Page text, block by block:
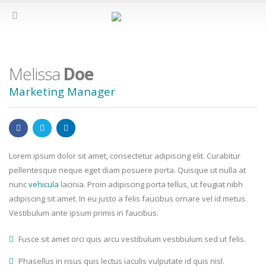
Melissa Doe
Marketing Manager
Lorem ipsum dolor sit amet, consectetur adipiscing elit. Curabitur
pellentesque neque eget diam posuere porta. Quisque ut nulla at
nuncvehicula lacinia. Proin adipiscing porta tellus, ut feugiat nibh
adipiscing sit amet. In eu justo a felis faucibus ornare vel id metus.
Vestibulum ante ipsum primis in faucibus.
Fusce sit amet orci quis arcu vestibulum vestibulum sed ut felis.
Phasellus in risus quis lectus iaculis vulputate id quis nisl.